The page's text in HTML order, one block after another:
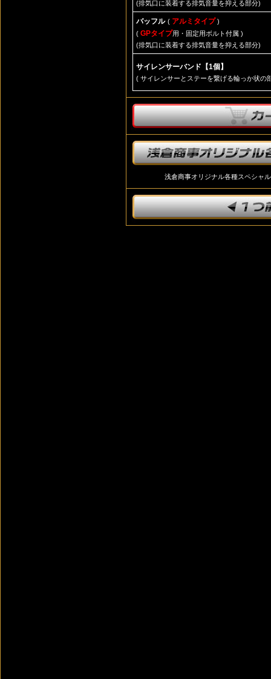
(排気口に装着する排気音量を抑える部分)
バッフル ( アルミタイプ)
( GPタイプ用・固定用ボルト付属 )
(排気口に装着する排気音量を抑える部分)
サイレンサーバンド【1個】
( サイレンサーとステーを繋げる輪っか状の
浅倉商事オリジナル各種スペシャ